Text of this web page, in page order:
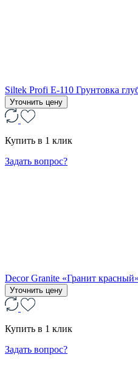
Siltek Profi Е-110 Грунтовка
Уточнить цену
Купить в 1 клик
Задать вопрос?
Decor Granite «Гранит красный»
Уточнить цену
Купить в 1 клик
Задать вопрос?